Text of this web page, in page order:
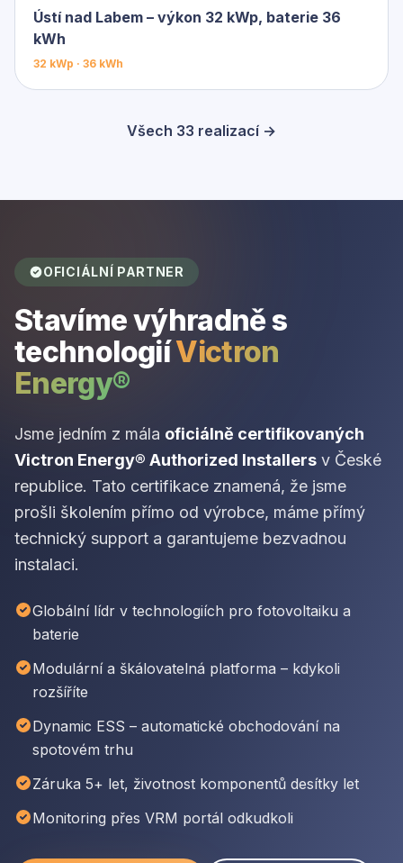
Ústí nad Labem – výkon 32 kWp, baterie 36
kWh
32 kWp · 36 kWh
Všech 33 realizací →
OFICIÁLNÍ PARTNER
Stavíme výhradně s
technologiíVictron
Energy®
Jsme jedním z mála oficiálně certifikovaných
Victron Energy® Authorized Installers v České
republice. Tato certifikace znamená, že jsme
prošli školením přímo od výrobce, máme přímý
technický support a garantujeme bezvadnou
instalaci.
Globální lídr v technologiích pro fotovoltaiku a
baterie
Modulární a škálovatelná platforma – kdykoli
rozšíříte
Dynamic ESS – automatické obchodování na
spotovém trhu
Záruka 5+ let, životnost komponentů desítky let
Monitoring přes VRM portál odkudkoli